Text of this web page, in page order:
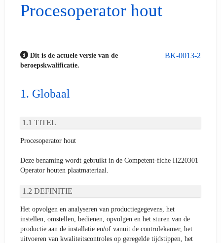
Procesoperator hout
BK-0013-2
Dit is de actuele versie van de
beroepskwalificatie.
Globaal
TITEL
Procesoperator hout
Deze benaming wordt gebruikt in de Competent-fiche H220301
Operator houten plaatmateriaal.
DEFINITIE
Het opvolgen en analyseren van productiegegevens, het
instellen, omstellen, bedienen, opvolgen en het sturen van de
productie aan de installatie en/of vanuit de controlekamer, het
uitvoeren van kwaliteitscontroles op geregelde tijdstippen, het